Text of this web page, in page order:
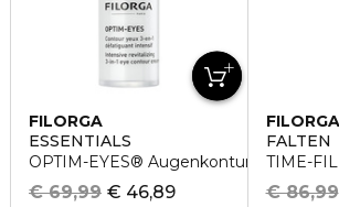
FILORGA
ESSENTIALS
OPTIM-EYES® Augenkontur
€ 46,89
€ 69,99
FILORGA
FALTEN
TIME-
€ 86,99